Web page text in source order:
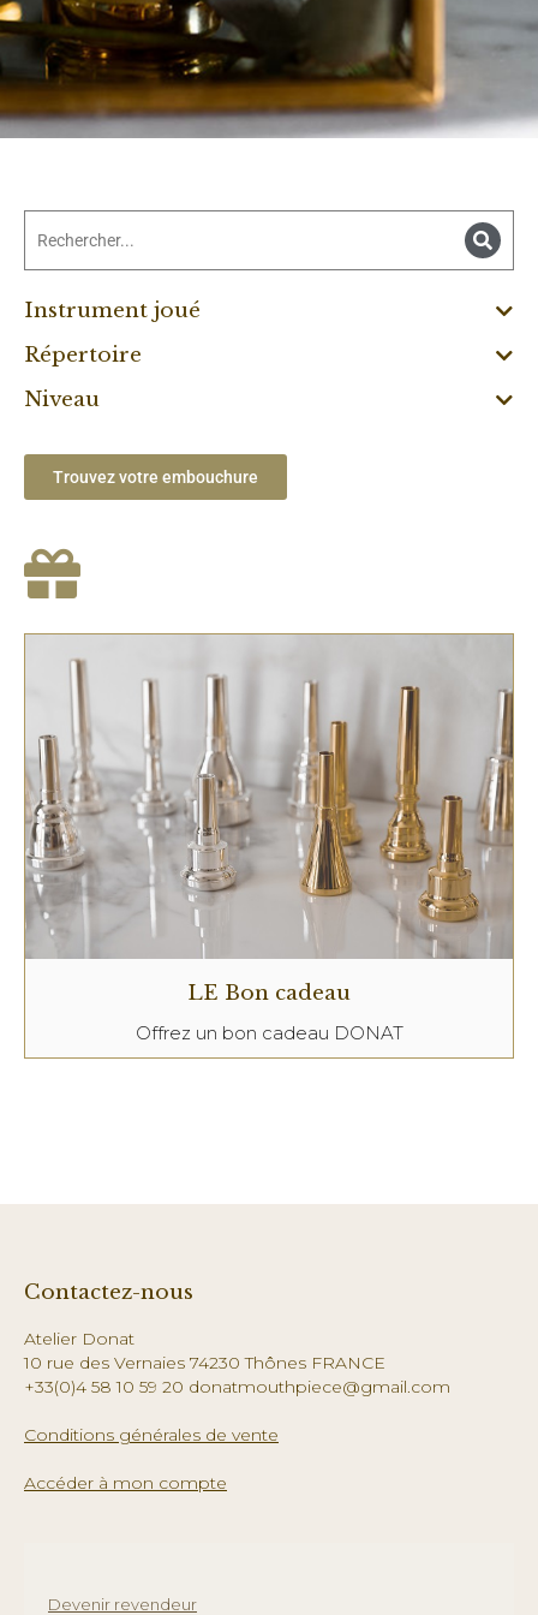
Instrument joué
Répertoire
Niveau
Trouvez votre embouchure
LE Bon cadeau
Offrez un bon cadeau DONAT
Contactez-nous
Atelier Donat
10 rue des Vernaies 74230 Thônes FRANCE
+33(0)4 58 10 59 20 donatmouthpiece@gmail.com
Conditions générales de vente
Accéder à mon compte
Devenir revendeur